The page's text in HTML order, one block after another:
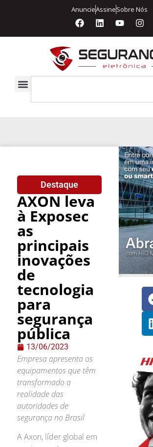
AnuncieAssineSobre Nós
Destaque
AXON leva
à Exposec
as
principais
inovações
de
tecnologia
para
segurança
pública
13/06/2023
Empresa apresenta os
equipamentos que têm
transformado a
realidade das
autoridades de
segurança no Brasil
A Axon, líder global em